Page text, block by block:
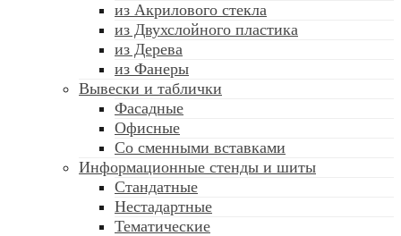
из Акрилового стекла
из Двухслойного пластика
из Дерева
из Фанеры
Вывески и таблички
Фасадные
Офисные
Со сменными вставками
Информационные стенды и шиты
Стандатные
Нестадартные
Тематические